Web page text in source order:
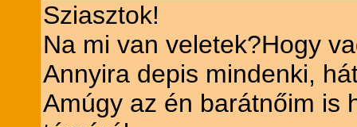
Sziasztok!
Na mi van veletek?Hogy
Annyira depis mindenki,
Amúgy az én barátnőim is